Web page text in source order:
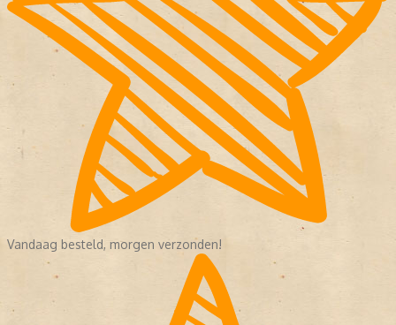
Vandaag besteld, morgen verzonden!